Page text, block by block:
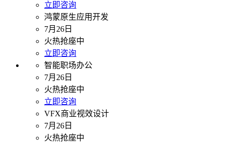
立即咨询
鸿蒙原生应用开发
7月26日
火热抢座中
立即咨询
智能职场办公
7月26日
火热抢座中
立即咨询
VFX商业视效设计
7月26日
火热抢座中